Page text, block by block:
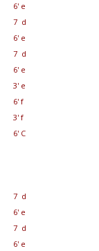
6' e
7 d
6' e
7 d
6' e
3' e
6' f
3' f
6' C
7 d
6' e
7 d
6' e